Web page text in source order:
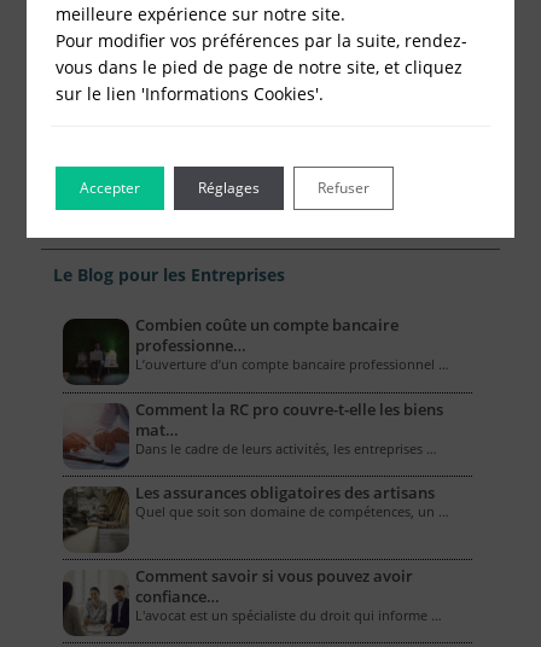
Le Blog pour les Entreprises
Combien coûte un compte bancaire
professionne…
L’ouverture d’un compte bancaire professionnel …
Comment la RC pro couvre-t-elle les biens
mat…
Dans le cadre de leurs activités, les entreprises …
Les assurances obligatoires des artisans
Quel que soit son domaine de compétences, un …
Comment savoir si vous pouvez avoir
confiance…
L'avocat est un spécialiste du droit qui informe …
meilleure expérience sur notre site.
Pour modifier vos préférences par la suite, rendez-
vous dans le pied de page de notre site, et cliquez
sur le lien 'Informations Cookies'.
Accepter Refuser
Réglages